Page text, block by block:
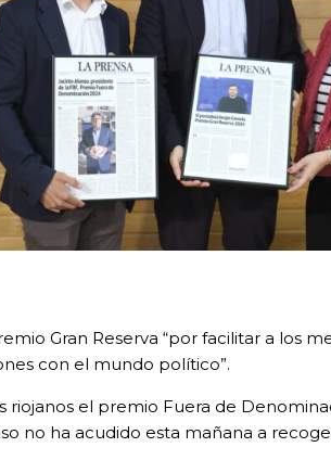
Gran Reserva “por facilitar a los
con el mundo político”.
el premio Fuera de
no ha acudido esta mañana a